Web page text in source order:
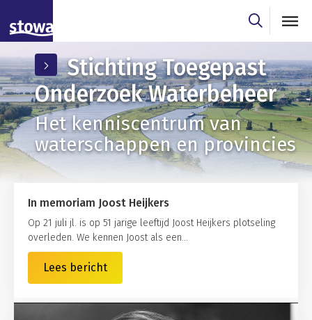
Skip to main content
Skip to main nav
Stichting Toegepast
Onderzoek Waterbeheer
Het kenniscentrum van
waterschappen en provincies
In memoriam Joost Heijkers
Op 21 juli jl. is op 51 jarige leeftijd Joost Heijkers plotseling
overleden. We kennen Joost als een...
Lees bericht